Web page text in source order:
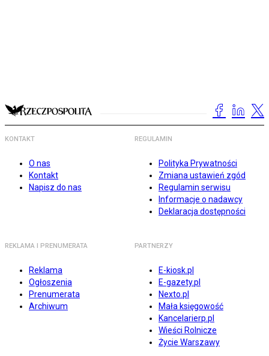
KONTAKT
O nas
Kontakt
Napisz do nas
REGULAMIN
Polityka Prywatności
Zmiana ustawień zgód
Regulamin serwisu
Informacje o nadawcy
Deklaracja dostępności
REKLAMA I PRENUMERATA
Reklama
Ogłoszenia
Prenumerata
Archiwum
PARTNERZY
E-kiosk.pl
E-gazety.pl
Nexto.pl
Mała księgowość
Kancelarierp.pl
Wieści Rolnicze
Życie Warszawy